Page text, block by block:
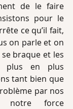
de le faire
pour le
ce qu’il fait,
on parle et on
braque et les
plus en plus
tant bien que
par nos
notre force